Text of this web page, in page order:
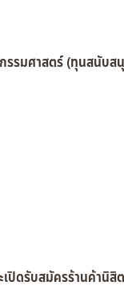
รรมศาสตร์ (ทุนสนับส
ปิดรับสมัครร้านค้านิ